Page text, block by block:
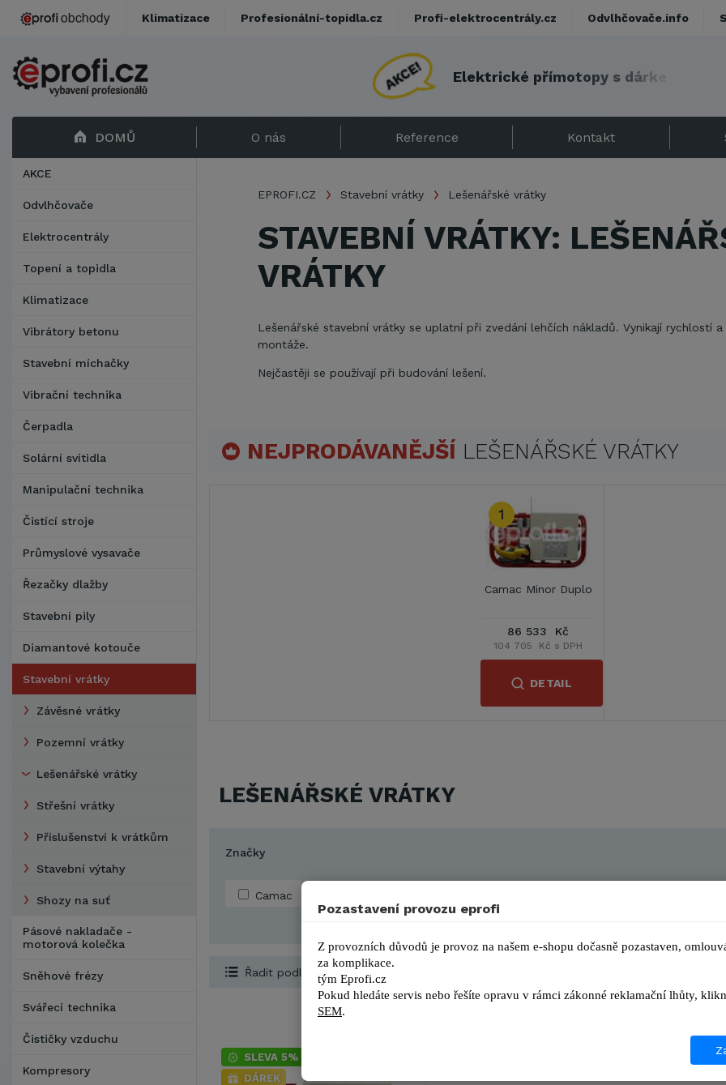
Elektrické přímotopy s dárk
DOMŮ O nás Reference Kontakt
AKCE
Odvlhčovače
Elektrocentrály
Topení a topidla
Klimatizace
Vibrátory betonu
Stavební míchačky
Vibrační technika
Čerpadla
Solární svítidla
Manipulační technika
Čistící stroje
Průmyslové vysavače
Řezačky dlažby
Stavební pily
Diamantové kotouče
Stavební vrátky
Závěsné vrátky
Pozemní vrátky
Lešenářské vrátky
Střešní vrátky
Příslušenství k vrátkům
Stavební výtahy
Shozy na suť
Pásové nakladače -
motorová kolečka
Sněhové frézy
Svářecí technika
Čističky vzduchu
Kompresory
EPROFI.CZ Stavební vrátky Lešenářské vrátky
STAVEBNÍ VRÁTKY:
VRÁTKY
Lešenářské stavební vrátky se uplatní při zvedání lehčích nákladů. Vynikají rychlostí
montáže.
Nejčastěji se používají při budování lešení.
NEJPRODÁVANĚJŠÍ LEŠENÁŘSKÉ VRÁTKY
1
Camac Minor Duplo
86 533 Kč
104 705 Kč s DPH
DETAIL
LEŠENÁŘSKÉ VRÁTKY
Značky
Camac
Řadit podle...
SLEVA 5%
DÁREK
Klimatizace Profesionální-topidla.cz Profi-elektrocentrály.cz Odvlhčovače.info
Pozastavení provozu eprofi
Z provozních důvodů je provoz na našem e-shopu dočasně pozastaven,
za komplikace.
tým Eprofi.cz
Pokud hledáte servis nebo řešíte opravu v rámci zákonné reklamační lhůty, kl
SEM.